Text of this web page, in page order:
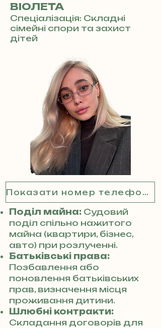
ВІОЛЕТА
Спеціалізація: Складні
сімейні спори та захист
дітей
Показати номер телефону
Поділ майна: Судовий
поділ спільно нажитого
майна (квартири, бізнес,
авто) при розлученні.
Батьківські права:
Позбавлення або
поновлення батьківських
прав, визначення місця
проживання дитини.
Шлюбні контракти:
Складання договорів для